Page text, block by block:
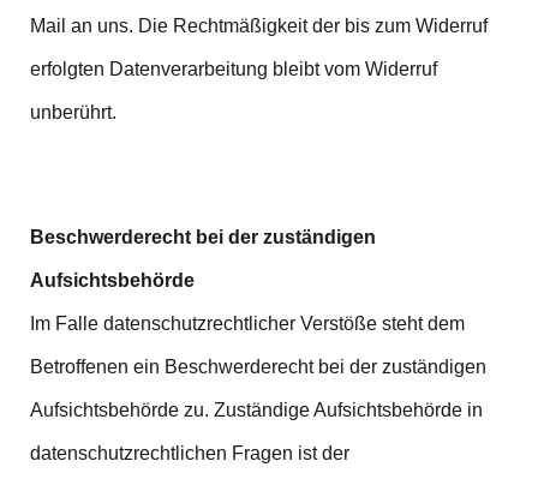
Mail an uns. Die Rechtmäßigkeit der bis zum Widerruf
erfolgten Datenverarbeitung bleibt vom Widerruf
unberührt.
Beschwerderecht bei der zuständigen
Aufsichtsbehörde
Im Falle datenschutzrechtlicher Verstöße steht dem
Betroffenen ein Beschwerderecht bei der zuständigen
Aufsichtsbehörde zu. Zuständige Aufsichtsbehörde in
datenschutzrechtlichen Fragen ist der